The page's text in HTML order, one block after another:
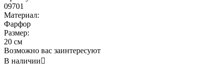
09701
Материал:
Фарфор
Размер:
20 см
Возможно вас заинтересуют
В наличии